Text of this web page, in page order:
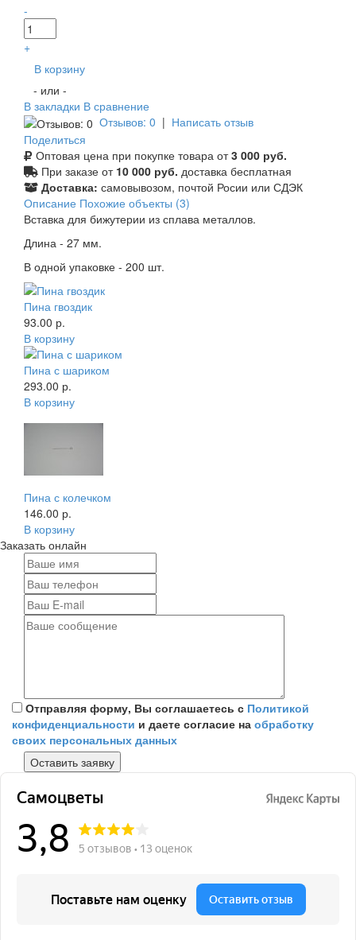
-
+
В корзину
- или -
В закладки В сравнение
Отзывов: 0 | Написать отзыв
Поделиться
Оптовая цена при покупке товара от3 000 руб.
При заказе от 10 000 руб. доставка бесплатная
Доставка: самовывозом, почтой Росии или СДЭК
Описание Похожие объекты (3)
Вставка для бижутерии из сплава металлов.
Длина - 27 мм.
В одной упаковке - 200 шт.
Пина гвоздик
93.00 р.
В корзину
Пина с шариком
293.00 р.
В корзину
Пина с колечком
146.00 р.
В корзину
Заказать онлайн
Отправляя форму, Вы соглашаетесь с Политикой
конфиденциальности и даете согласие на обработку
своих персональных данных